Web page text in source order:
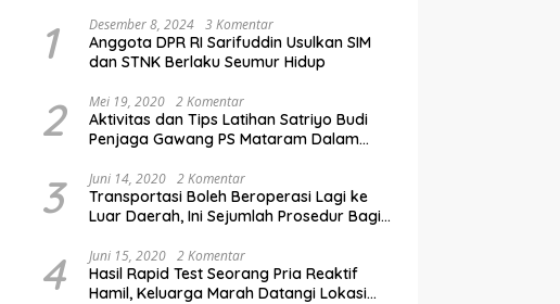
1 Desember 8, 2024 3 Komentar
Anggota DPR RI Sarifuddin Usulkan SIM
dan STNK Berlaku Seumur Hidup
2 Mei 19, 2020 2 Komentar
Aktivitas dan Tips Latihan Satriyo Budi
Penjaga Gawang PS Mataram Dalam
3 Juni 14, 2020 2 Komentar
Transportasi Boleh Beroperasi Lagi ke
Luar Daerah, Ini Sejumlah Prosedur Bagi
4 Juni 15, 2020 2 Komentar
Hasil Rapid Test Seorang Pria Reaktif
Hamil, Keluarga Marah Datangi Lokasi